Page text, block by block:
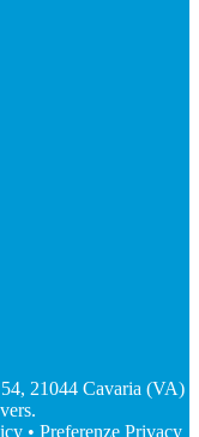
21044 Cavaria (VA)
• Preferenze Privacy